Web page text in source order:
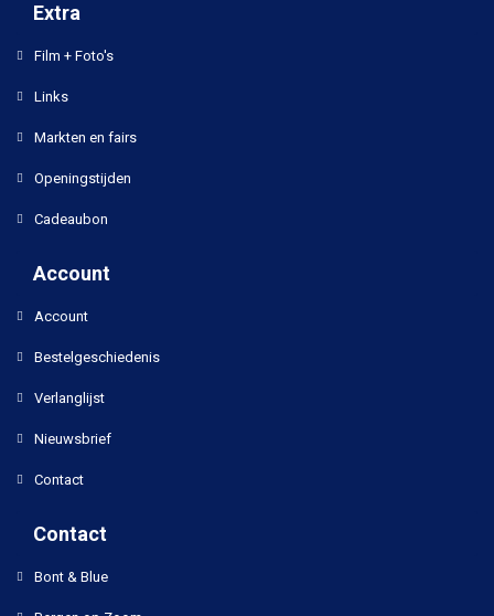
Extra
Film + Foto's
Links
Markten en fairs
Openingstijden
Cadeaubon
Account
Account
Bestelgeschiedenis
Verlanglijst
Nieuwsbrief
Contact
Contact
Bont & Blue